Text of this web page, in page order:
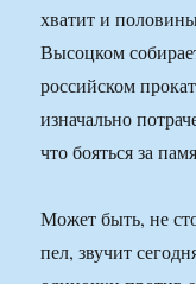
хватит и
Высоцком
российском
изначально
что бояться за
Может быть, не
пел, звучит